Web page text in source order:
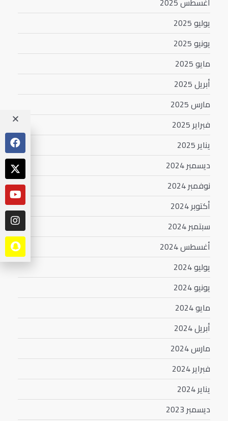
يوليو 2025
يونيو 2025
مايو 2025
أبريل 2025
مارس 2025
فبراير 2025
يناير 2025
ديسمبر 2024
نوفمبر 2024
أكتوبر 2024
سبتمبر 2024
أغسطس 2024
يوليو 2024
يونيو 2024
مايو 2024
أبريل 2024
مارس 2024
فبراير 2024
يناير 2024
ديسمبر 2023